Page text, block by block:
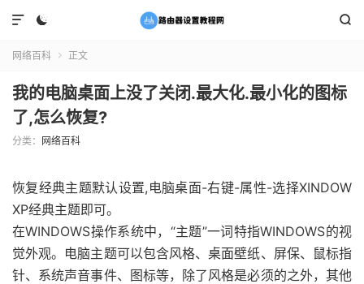
 

网络百科  正文
我的电脑桌面上没了关闭.最大化.最小化的图标
了,怎么恢复?
分类： 网络百科
恢复经典主题默认设置,电脑桌面-右键-属性-选择XINDOW
XP经典主题即可。
在WINDOWS操作系统中，“主题”一词特指WINDOWS的视
觉外观。电脑主题可以包含风格、桌面壁纸、屏保、鼠标指
针、系统声音事件、图标等，除了风格是必须的之外，其他